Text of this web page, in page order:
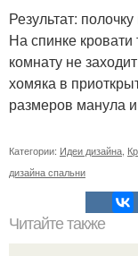
Результат:
На спинке
комнату не
хомяка в
размеров манула
Категории: Идеи дизайна,
дизайна спальни
Читайте также